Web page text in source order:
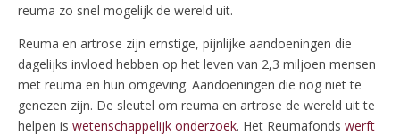
reuma zo snel mogelijk de wereld uit.
Reuma en artrose zijn ernstige, pijnlijke aandoeningen die
dagelijks invloed hebben op het leven van 2,3 miljoen mensen
met reuma en hun omgeving. Aandoeningen die nog niet te
genezen zijn. De sleutel om reuma en artrose de wereld uit te
helpen is wetenschappelijk onderzoek. Het Reumafonds werft